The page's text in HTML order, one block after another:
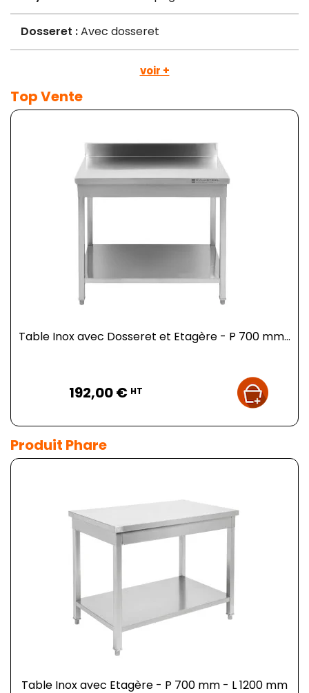
Dosseret :Avec dosseret
voir +
Top Vente
Table Inox avec Dosseret et Etagère - P 700 mm...
192,00 € HT
Produit Phare
Table Inox avec Etagère - P 700 mm - L 1200 mm